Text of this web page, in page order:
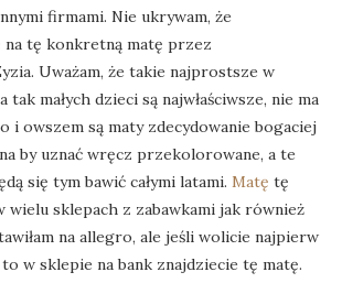
firmami. Nie ukrywam, że
na tę konkretną matę przez
Uważam, że takie najprostsze w
małych dzieci są najwłaściwsze, nie ma
i owszem są maty zdecydowanie bogaciej
by uznać wręcz przekolorowane, a te
się tym bawić całymi latami. Matę tę
wielu sklepach z zabawkami jak również
na allegro, ale jeśli wolicie najpierw
w sklepie na bank znajdziecie tę matę.